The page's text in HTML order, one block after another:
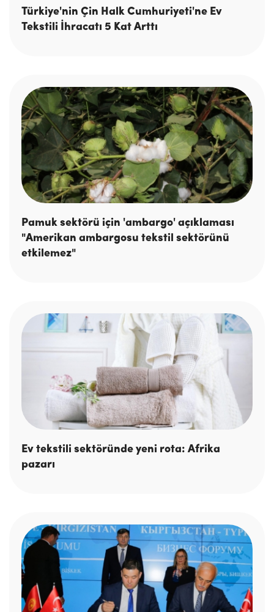
Türkiye'nin Çin Halk Cumhuriyeti'ne Ev
Tekstili İhracatı 5 Kat Arttı
Pamuk sektörü için 'ambargo' açıklaması
"Amerikan ambargosu tekstil sektörünü
etkilemez"
Ev tekstili sektöründe yeni rota: Afrika
pazarı